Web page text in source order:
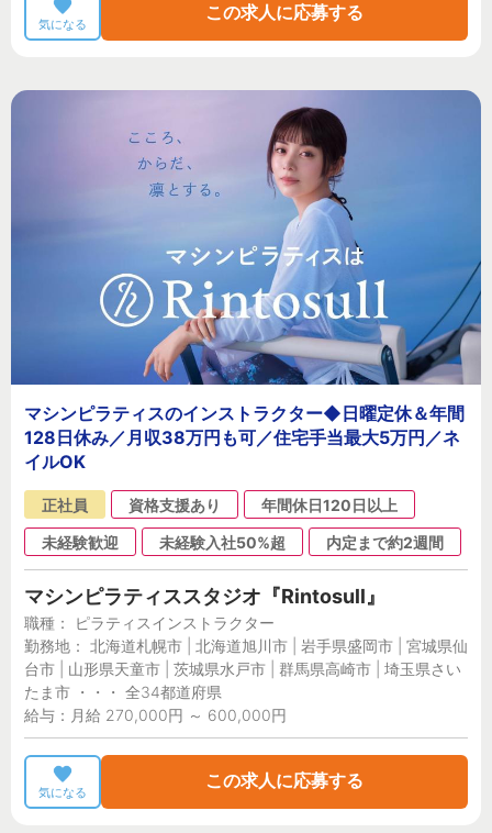
気になる
この求人に応募する
マシンピラティスのインストラクター◆日曜定休＆年間
128日休み／月収38万円も可／住宅手当最大5万円／ネ
イルOK
正社員 資格支援あり
年間休日120日以上
未経験歓迎
未経験入社50%超 内定まで約2週間
マシンピラティススタジオ『Rintosull』
職種： ピラティスインストラクター
勤務地： 北海道札幌市 | 北海道旭川市 | 岩手県盛岡市 | 宮城県仙
台市 | 山形県天童市 | 茨城県水戸市 | 群馬県高崎市 | 埼玉県さい
たま市 ・・・ 全34都道府県
給与：月給 270,000円 ～ 600,000円
気になる
この求人に応募する